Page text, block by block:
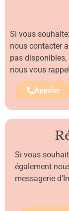
Si vous
nous contacter
pas disponibles,
nous vous
Appeler
Si vous
également
messagerie